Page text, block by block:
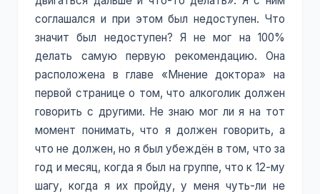
соглашался и при этом был недоступен. Что
значит был недоступен? Я не мог на 100%
делать самую первую рекомендацию. Она
расположена в главе «Мнение доктора» на
первой странице о том, что алкоголик должен
говорить с другими. Не знаю мог ли я на тот
момент понимать, что я должен говорить, а
что не должен, но я был убеждён в том, что за
год и месяц, когда я был на группе, что к 12-му
шагу, когда я их пройду, у меня чуть-ли не